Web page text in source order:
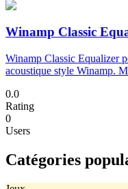
Winamp Classic
Winamp Classic Equalizer
acoustique style Winamp.
0.0
Rating
0
Users
Catégories